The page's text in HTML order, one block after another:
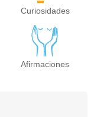
Curiosidades
Afirmaciones